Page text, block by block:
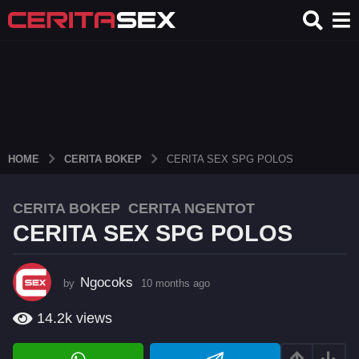
HOME CERITA BOKEP CERITA SEX SPG POLOS
1
0
o
n
h
s
CERITA BOKEP ,CERITA NGENTOT
CERITA SEX SPG POLOS
by Ngocoks 10 months ago
n
14.2k views